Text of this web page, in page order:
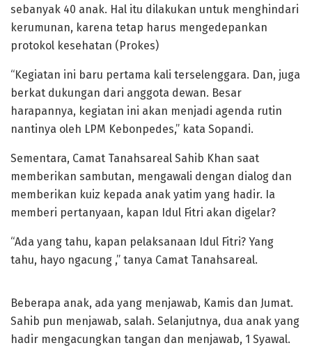
sebanyak 40 anak. Hal itu dilakukan untuk menghindari
kerumunan, karena tetap harus mengedepankan
protokol kesehatan (Prokes)
“Kegiatan ini baru pertama kali terselenggara. Dan, juga
berkat dukungan dari anggota dewan. Besar
harapannya, kegiatan ini akan menjadi agenda rutin
nantinya oleh LPM Kebonpedes,” kata Sopandi.
Sementara, Camat Tanahsareal Sahib Khan saat
memberikan sambutan, mengawali dengan dialog dan
memberikan kuiz kepada anak yatim yang hadir. Ia
memberi pertanyaan, kapan Idul Fitri akan digelar?
“Ada yang tahu, kapan pelaksanaan Idul Fitri? Yang
tahu, hayo ngacung ,” tanya Camat Tanahsareal.
Beberapa anak, ada yang menjawab, Kamis dan Jumat.
Sahib pun menjawab, salah. Selanjutnya, dua anak yang
hadir mengacungkan tangan dan menjawab, 1 Syawal.